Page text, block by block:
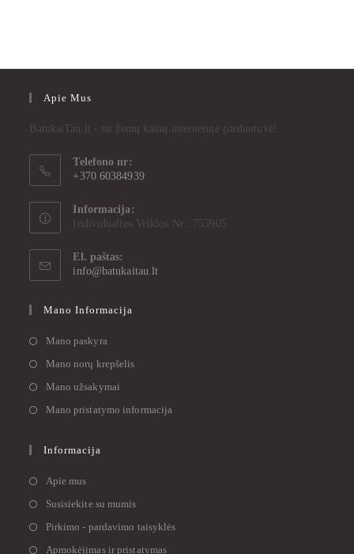
Apie Mus
BatukaiTau.lt - tai žemų kainų internetinė parduotuvė!
Telefono nr:
+370 60384939
Informacija:
Individualios Veiklos Nr.: 753905
El. paštas:
info@batukaitau.lt
Mano Informacija
Mano paskyra
Mano norų krepšelis
Mano užsakymai
Mano pristatymo informacija
Informacija
Apie mus
Susisiekite su mumis
Pirkimo - pardavimo taisyklės
Apmokėjimas ir pristatymas